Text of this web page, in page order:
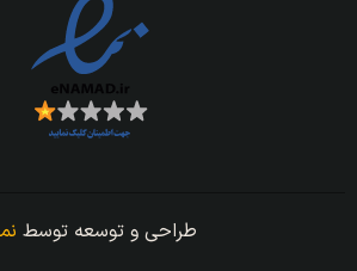
طراحی و توسعه توسط